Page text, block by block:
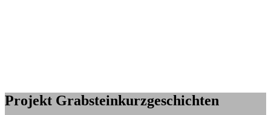
Projekt Grabsteinkurzgeschichten